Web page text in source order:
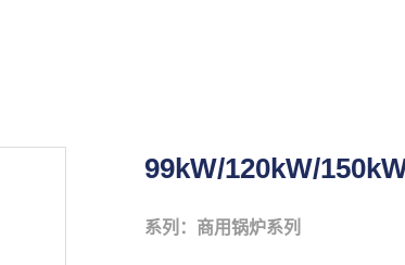
99kW/120kW/
系列：商用锅炉系列